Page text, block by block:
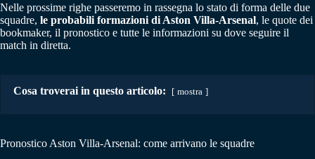
Nelle prossime righe passeremo in rassegna lo stato di forma delle due
squadre, le probabili formazioni di Aston Villa-Arsenal, le quote dei
bookmaker, il pronostico e tutte le informazioni su dove seguire il
match in diretta.
Cosa troverai in questo articolo: mostra
Pronostico Aston Villa-Arsenal: come arrivano le squadre